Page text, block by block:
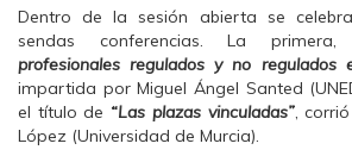
a
c
e
b
o
o
k
(
S
w
i
t
t
e
(
S
e
h
a
t
s
A
p
p
(
S
Dentro de la sesión abierta se
sendas conferencias. La
profesionales regulados y no regulados
impartida por Miguel Ángel Santed
el título de “Las plazas vinculadas”,
López (Universidad de Murcia).